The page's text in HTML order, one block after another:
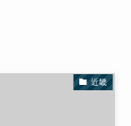
近畿